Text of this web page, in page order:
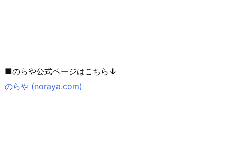
■のらや公式ページはこちら↓
のらや (noraya.com)